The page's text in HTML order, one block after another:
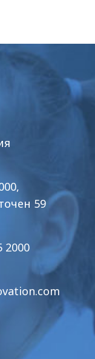
59
2000